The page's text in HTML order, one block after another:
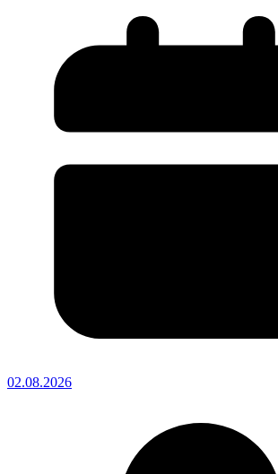
02.08.2026